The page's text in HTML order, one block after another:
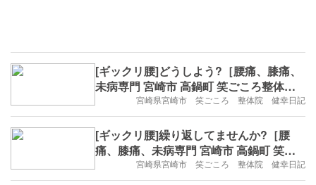
[ギックリ腰]どうしよう?［腰痛、膝痛、
未病専門 宮崎市 高鍋町 笑ごころ整体
宮崎県宮崎市 笑ごころ 整体院 健幸日記
[ギックリ腰]繰り返してませんか?［腰
痛、膝痛、未病専門 宮崎市 高鍋町 笑ご
ころ整体院］宮崎県宮崎市 笑ごころ 整体院 健幸日記